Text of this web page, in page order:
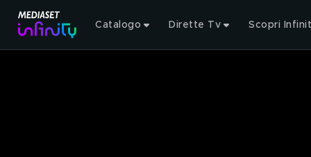
Catalogo Dirette Tv Scopri